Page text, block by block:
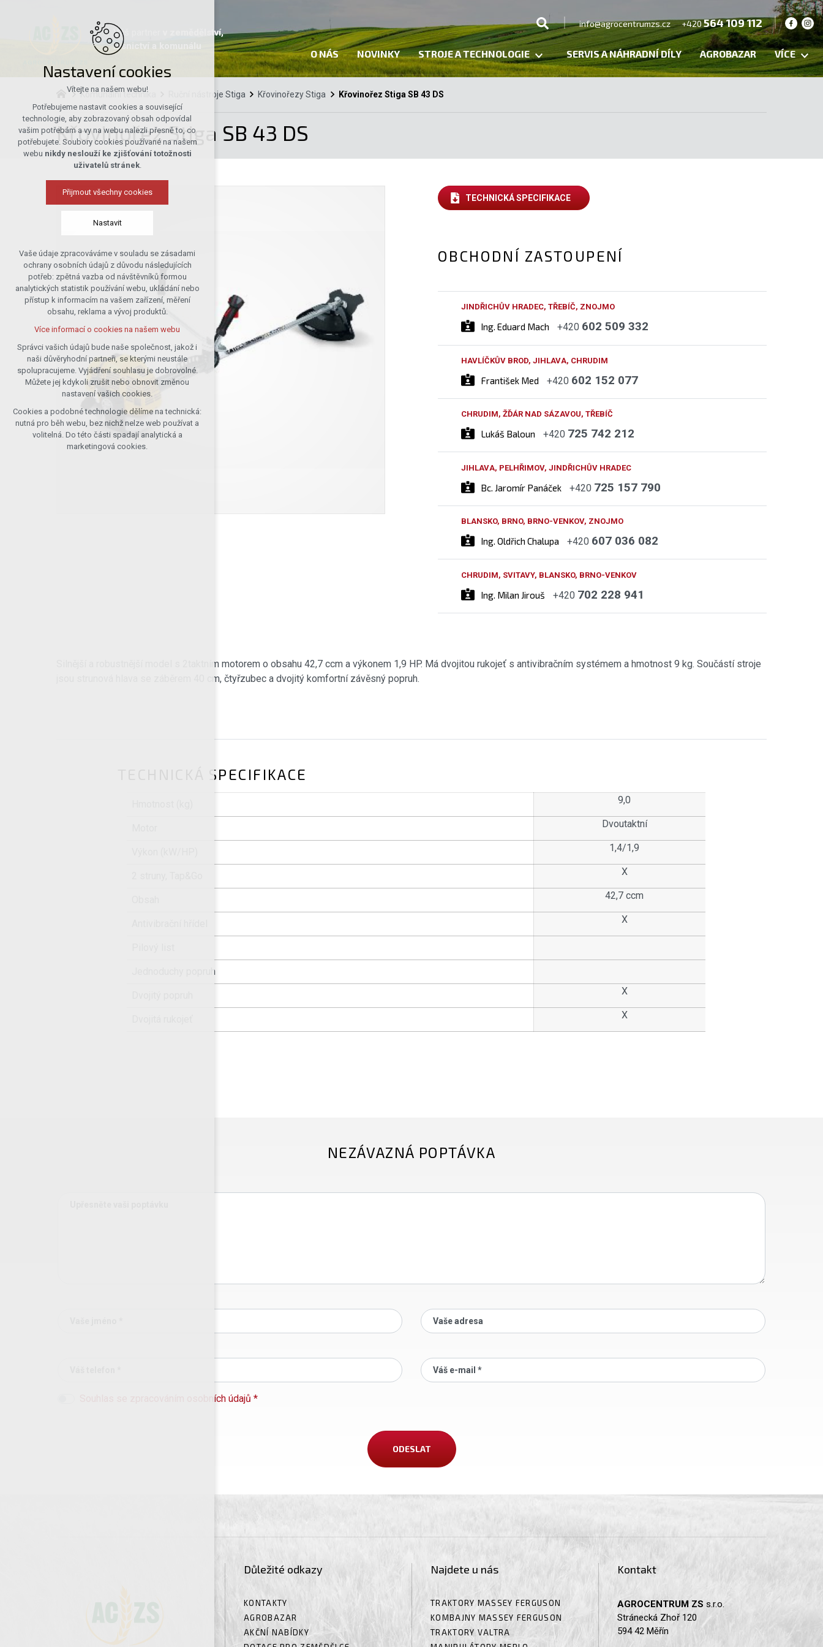
Váš partner
v zemědělství,
lesnictví a komunálu
info@agrocentrumzs.cz +420564 109 112
O NÁS NOVINKY STROJE A TECHNOLOGIE SERVIS A NÁHRADNÍ DÍLY AGROBAZAR VÍCE
Komunální technika Ruční nástroje Stiga Křovinořezy Stiga Křovinořez Stiga SB 43 DS
Křovinořez Stiga SB 43 DS
TECHNICKÁ SPECIFIKACE
OBCHODNÍ ZASTOUPENÍ
Ing. Eduard Mach
JINDŘICHŮV HRADEC, TŘEBÍČ, ZNOJMO
+420 602 509 332
František Med
HAVLÍČKŮV BROD, JIHLAVA, CHRUDIM
+420 602 152 077
Lukáš Baloun
CHRUDIM, ŽĎÁR NAD SÁZAVOU, TŘEBÍČ
+420 725 742 212
Bc. Jaromír Panáček
JIHLAVA, PELHŘIMOV, JINDŘICHŮV HRADEC
+420 725 157 790
Ing. Oldřich Chalupa
BLANSKO, BRNO, BRNO-VENKOV, ZNOJMO
+420 607 036 082
Ing. Milan Jirouš
CHRUDIM, SVITAVY, BLANSKO, BRNO-VENKOV
+420 702 228 941
Silnější a robustnější model s 2taktním motorem o obsahu 42,7 ccm a výkonem 1,9 HP. Má dvojitou rukojeť s antivibračním systémem a hmotnost 9 kg. Součástí stroje
jsou strunová hlava se záběrem 40 cm, čtyřzubec a dvojitý komfortní závěsný popruh.
TECHNICKÁ SPECIFIKACE
9,0
Dvoutaktní
1,4/1,9
X
42,7 ccm
X
Jednoduchy popruh
X
X
NEZÁVAZNÁ POPTÁVKA
Vaše adresa
Váš e-mail *
Souhlas se zpracováním osobních údajů *
Důležité odkazy
KONTAKTY
AGROBAZAR
AKČNÍ NABÍDKY
Najdete u nás
TRAKTORY MASSEY FERGUSON
KOMBAJNY MASSEY FERGUSON
TRAKTORY VALTRA
Kontakt
AGROCENTRUM ZS s.r.o.
Stránecká Zhoř 120
594 42 Měřín
Nastavení cookies
Vítejte na našem webu!
Potřebujeme nastavit cookies a související
technologie, aby zobrazovaný obsah odpovídal
vašim potřebám a vy na webu nalezli přesně to, co
potřebujete. Soubory cookies používané na našem
webu nikdy neslouží ke zjišťování totožnosti
uživatelů stránek.
Přijmout všechny cookies
Nastavit
Technická cookies
nutná pro provozování webu
udržení kontextu stránek (session):
případná přihlášení, volby jazyka, apod.
Volitelná cookies
analytická pro anonymizované
vyhodnocení návštěvnosti
marketingová cookies (Google)
Více informací o cookies na našem webu
Přijmout všechny cookies
Odmítnout vše
Vaše údaje zpracováváme v souladu se zásadami
ochrany osobních údajů z důvodu následujících
potřeb: zpětná vazba od návštěvníků formou
analytických statistik používání webu, ukládání nebo
přístup k informacím na vašem zařízení, měření
obsahu, reklama a vývoj produktů.
Více informací o cookies na našem webu
Správci vašich údajů bude naše společnost, jakož i
naši důvěryhodní partneři, se kterými neustále
spolupracujeme. Vyjádření souhlasu je dobrovolné.
Můžete jej kdykoli zrušit nebo obnovit změnou
nastavení vašich cookies.
Cookies a podobné technologie dělíme na technická:
nutná pro běh webu, bez nichž nelze web používat a
volitelná. Do této části spadají analytická a
marketingová cookies.